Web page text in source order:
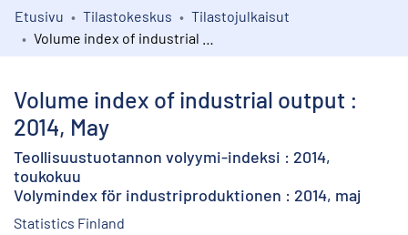
Kokoelmat
Etusivu Tilastokeskus
Tilastojulkaisut
Volume index of industrial output :
2014, May
Teollisuustuotannon volyymi-indeksi : 2014,
toukokuu
Volymindex för industriproduktionen : 2014, maj
Statistics Finland